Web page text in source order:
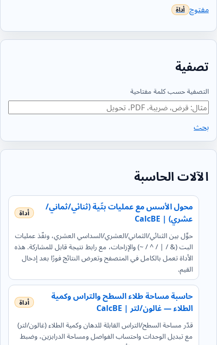
مفتوح
تصفية
التصفية حسب كلمة مفتاحية
بحث
الآلات الحاسبة
محول الأسس مع عمليات بتّية (ثنائي/ثماني/
عشري) | CalcBE
حوِّل بين الثنائي/الثماني/العشري/السداسي العشري، ونفّذ عمليات
البت (& / | / ^ / ~) والإزاحات، مع رابط نتيجة قابل للمشاركة. هذه
الأداة تعمل بالكامل في المتصفح وتعرض النتائج فورًا بعد إدخال
القيم.
حاسبة مساحة طلاء السطح والتراس وكمية
الطلاء — غالون/لتر | CalcBE
قدّر مساحة السطح/التراس القابلة للدهان وكمية الطلاء (غالون/لتر)
مع تبديل الوحدات واحتساب الفواصل ومساحة الدرابزين، وضبط